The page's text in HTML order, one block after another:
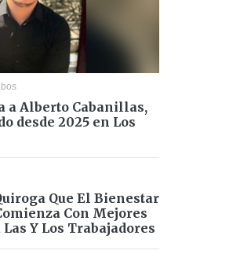
a Alberto Cabanillas,
desde 2025 en Los
Que El Bienestar
Con Mejores
Y Los Trabajadores